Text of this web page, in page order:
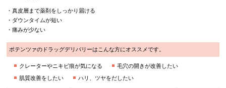
・真皮層まで薬剤をしっかり届ける
・ダウンタイムが短い
・痛みが少ない
ポテンツァのドラッグデリバリーはこんな方にオススメです。
クレーターやニキビ痕が気になる
毛穴の開きが改善したい
肌質改善をしたい
ハリ、ツヤをだしたい